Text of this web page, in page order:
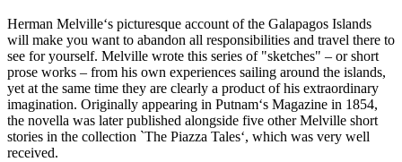
Herman Melville‘s picturesque account of the Galapagos Islands
will make you want to abandon all responsibilities and travel there to
see for yourself. Melville wrote this series of "sketches" – or short
prose works – from his own experiences sailing around the islands,
yet at the same time they are clearly a product of his extraordinary
imagination. Originally appearing in Putnam‘s Magazine in 1854,
the novella was later published alongside five other Melville short
stories in the collection `The Piazza Tales‘, which was very well
received.